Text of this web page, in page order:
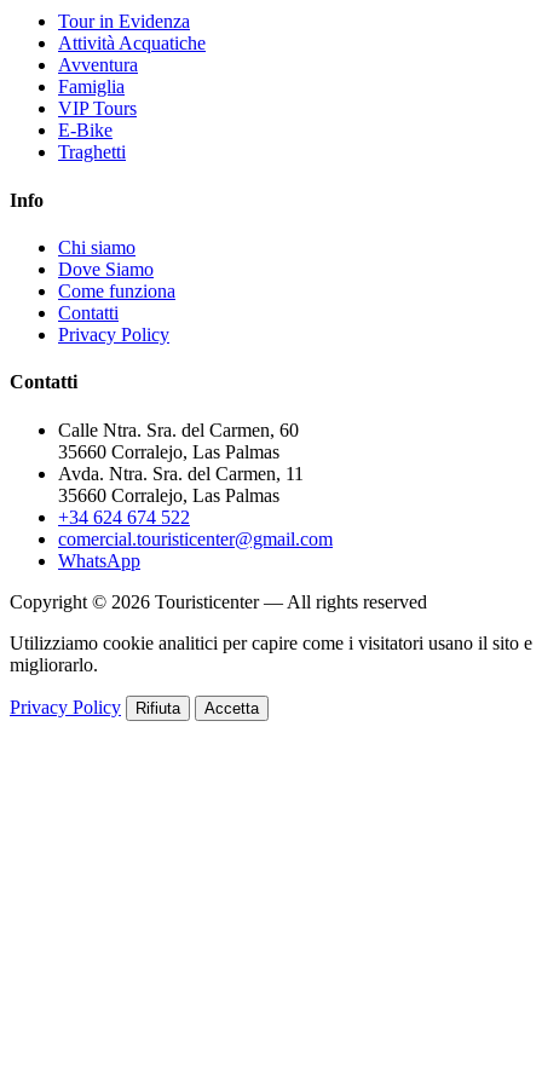
Tour in Evidenza
Attività Acquatiche
Avventura
Famiglia
VIP Tours
E-Bike
Traghetti
Info
Chi siamo
Dove Siamo
Come funziona
Contatti
Privacy Policy
Contatti
Calle Ntra. Sra. del Carmen, 60
35660 Corralejo, Las Palmas
Avda. Ntra. Sra. del Carmen, 11
35660 Corralejo, Las Palmas
+34 624 674 522
comercial.touristicenter@gmail.com
WhatsApp
Copyright © 2026 Touristicenter — All rights reserved
Utilizziamo cookie analitici per capire come i visitatori usano il sito e
migliorarlo.
Privacy Policy Rifiuta Accetta